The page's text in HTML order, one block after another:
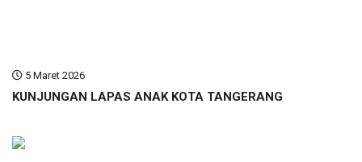
5 Maret 2026
KUNJUNGAN LAPAS ANAK KOTA TANGERANG